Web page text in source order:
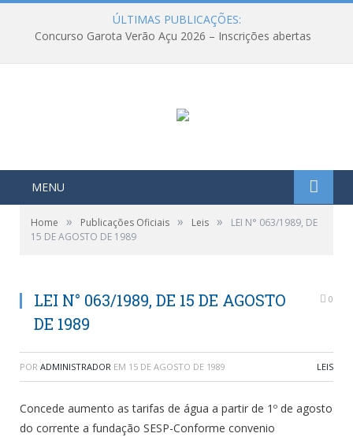
ÚLTIMAS PUBLICAÇÕES:
Concurso Garota Verão Açu 2026 – Inscrições abertas
MENU
Home » Publicações Oficiais » Leis »
LEI N° 063/1989, DE
15 DE AGOSTO DE 1989
LEI N° 063/1989, DE 15 DE AGOSTO
DE 1989
0
POR ADMINISTRADOR EM 15 DE AGOSTO DE 1989 LEIS
Concede aumento as tarifas de água a partir de 1º de agosto
do corrente a fundação SESP-Conforme convenio